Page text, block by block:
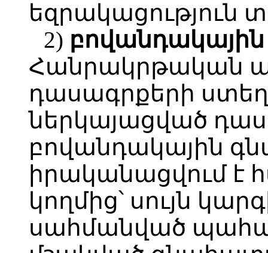
եզրակացություն
2)
Հանրակրթական
դասագրքերի
ներկայացված
բովանդակային
իրականացվում է
կողմից՝ սույն
սահմանված